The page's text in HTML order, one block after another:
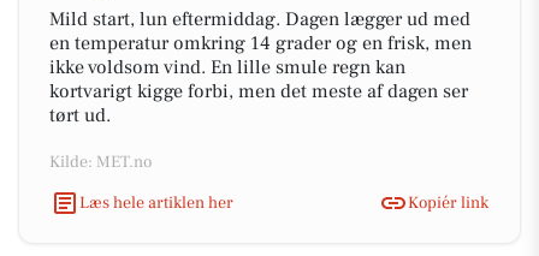
Mild start, lun eftermiddag. Dagen lægger ud med
en temperatur omkring 14 grader og en frisk, men
ikke voldsom vind. En lille smule regn kan
kortvarigt kigge forbi, men det meste af dagen ser
tørt ud.
Kilde: MET.no
Læs hele artiklen her
Kopiér link